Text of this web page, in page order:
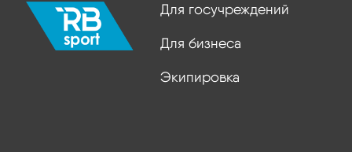
Для госучреждений
Для бизнеса
Экипировка